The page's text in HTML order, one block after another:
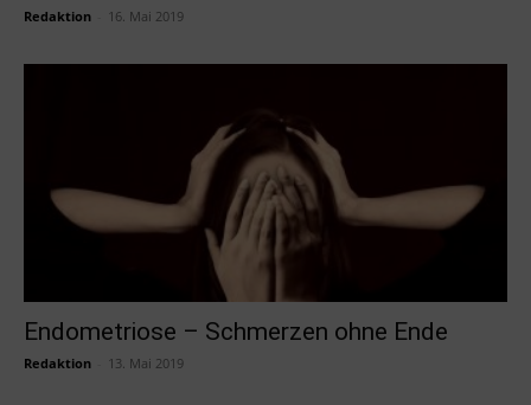
Redaktion 16. Mai 2019
Endometriose – Schmerzen ohne Ende
Redaktion 13. Mai 2019